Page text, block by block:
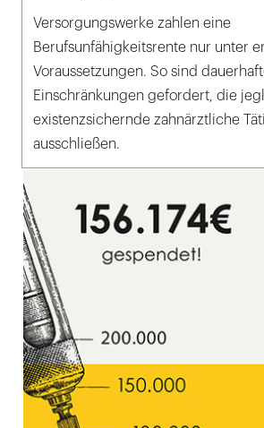
Versorgungswerke zahlen eine
Berufsunfähigkeitsrente nur unter
Voraussetzungen. So sind
Einschränkungen gefordert, die
existenzsichernde zahnärztliche
ausschließen.